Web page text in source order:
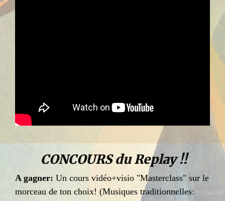
CONCOURS du Replay !!
A gagner: Un cours vidéo+visio "Masterclass" sur le
morceau de ton choix! (Musiques traditionnelles: